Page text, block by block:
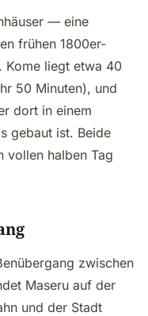
— eine
frühen 1800er-
Kome liegt etwa 40
50 Minuten), und
dort in einem
gebaut ist. Beide
vollen halben Tag
zwischen
Maseru auf der
und der Stadt